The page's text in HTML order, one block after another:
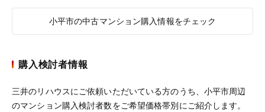
小平市の中古マンション購入情報をチェック
購入検討者情報
三井のリハウスにご依頼いただいている方のうち、小平市周辺
のマンション購入検討者数をご希望価格帯別にご紹介します。